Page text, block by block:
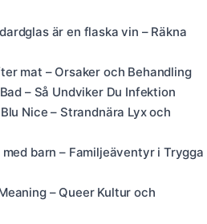
är en flaska vin – Räkna
mat – Orsaker och Behandling
– Så Undviker Du Infektion
Nice – Strandnära Lyx och
barn – Familjeäventyr i Trygga
– Queer Kultur och